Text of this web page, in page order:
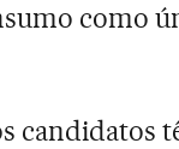
como
candidatos